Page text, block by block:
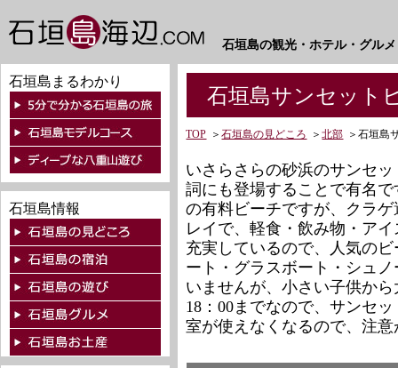
石垣島の観光・ホテル・グル
石垣島まるわかり
石垣島情報
石垣島サンセット
TOP ＞石垣島の見どころ ＞北部 ＞石垣島
いさらさらの砂浜のサンセ
詞にも登場することで有名
の有料ビーチですが、クラ
レイで、軽食・飲み物・ア
充実しているので、人気の
ート・グラスボート・シュ
いませんが、小さい子供か
18：00までなので、サンセ
室が使えなくなるので、注